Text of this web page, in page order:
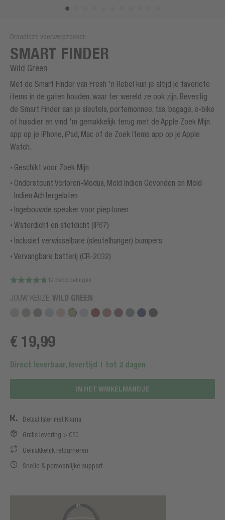
Draadloze voorwerpzoeker
SMART FINDER
Wild Green
Met de Smart Finder van Fresh 'n Rebel kun je altijd je favoriete
items in de gaten houden, waar ter wereld ze ook zijn. Bevestig
de Smart Finder aan je sleutels, portemonnee, tas, bagage, e-bike
of huisdier en vind 'm gemakkelijk terug met de Apple Zoek Mijn
app op je iPhone, iPad, Mac of de Zoek Items app op je Apple
Watch.
Geschikt voor Zoek Mijn
Ondersteunt Verloren-Modus, Meld Indien Gevonden en Meld
Indien Achtergelaten
Ingebouwde speaker voor pieptonen
Waterdicht en stofdicht (IP67)
Inclusief verwisselbare (sleutelhanger) bumpers
Vervangbare batterij (CR-2032)
19 Beoordelingen
JOUW KEUZE: WILD GREEN
€ 19,99
Direct leverbaar, levertijd 1 tot 2 dagen
IN HET WINKELMANDJE
Betaal later met Klarna
Gratis levering > €50
Gemakkelijk retourneren
Snelle & persoonlijke support